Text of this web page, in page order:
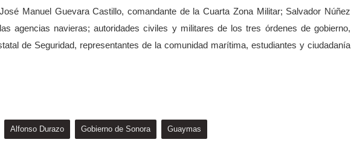
Manuel Guevara Castillo, comandante de la Cuarta Zona Militar; Salvador Núñez
agencias navieras; autoridades civiles y militares de los tres órdenes de gobierno,
de Seguridad, representantes de la comunidad marítima, estudiantes y ciudadanía
Alfonso Durazo Gobierno de Sonora Guaymas